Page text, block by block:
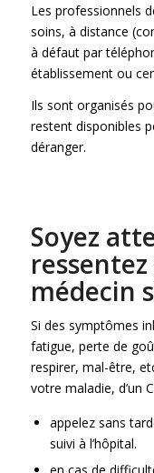
Les professionnels
soins, à distance
à défaut par
établissement ou
Ils sont organisés
restent disponibles
déranger.
Soyez
médecin
Si des symptômes
fatigue, perte de
respirer, mal-être,
votre maladie, d’un
appelez sans
suivi à l’hôpital.